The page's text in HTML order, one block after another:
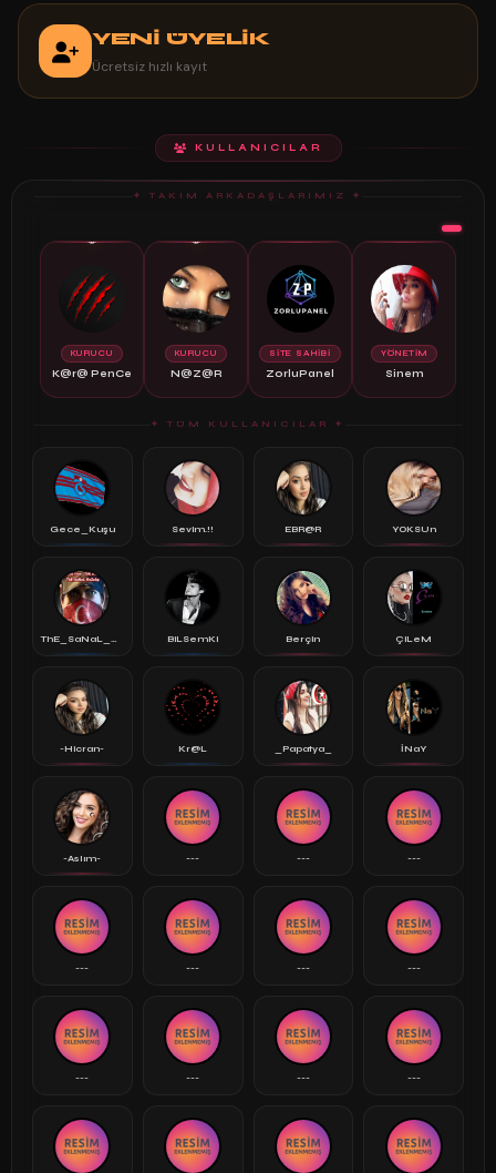
YENİ ÜYELİK
Ücretsiz hızlı kayıt
KULLANICILAR
✦ TAKIM ARKADAŞLARIMIZ ✦
🔴
KURUCU
K@r@ PenCe
🔴
KURUCU
N@Z@R
👑
SİTE SAHİBİ
ZorluPanel
⭐
YÖNETİM
Sinem
✦ TÜM KULLANICILAR ✦
Gece_Kuşu Sevim.!! EBR@R YOKSUn
ThE_SaNaL_KeZz.. BiLSemKi Berçin ÇiLeM
-Hicran- Kr@L _Papatya_ İNaY
-Aslım- --- --- ---
--- --- --- ---
--- --- --- ---